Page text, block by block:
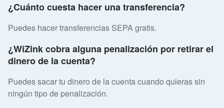
¿Cuánto cuesta hacer una transferencia?
Puedes hacer transferencias SEPA gratis.
¿WiZink cobra alguna penalización por retirar el
dinero de la cuenta?
Puedes sacar tu dinero de la cuenta cuando quieras sin
ningún tipo de penalización.